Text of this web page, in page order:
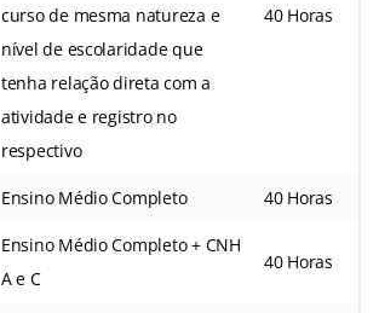
curso de mesma natureza e
nível de escolaridade que
tenha relação direta com a
atividade e registro no
respectivo
40 Horas
Ensino Médio Completo 40 Horas
Ensino Médio Completo + CNH
A e C
40 Horas